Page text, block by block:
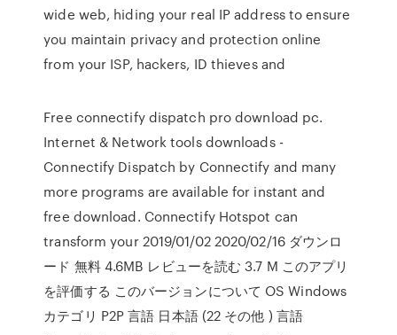
wide web, hiding your real IP address to ensure
you maintain privacy and protection online
from your ISP, hackers, ID thieves and
Free connectify dispatch pro download pc.
Internet & Network tools downloads -
Connectify Dispatch by Connectify and many
more programs are available for instant and
free download. Connectify Hotspot can
transform your 2019/01/02 2020/02/16 ダウンロ
ード 無料 4.6MB レビューを読む 3.7 M このアプリ
を評価する このバージョンについて OS Windows
カテゴリ P2P 言語 日本語 (22 その他 ) 言語